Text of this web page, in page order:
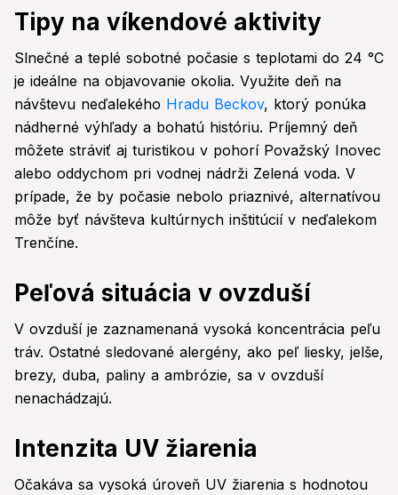
Tipy na víkendové aktivity
Slnečné a teplé sobotné počasie s teplotami do 24 °C
je ideálne na objavovanie okolia. Využite deň na
návštevu neďalekého Hradu Beckov, ktorý ponúka
nádherné výhľady a bohatú históriu. Príjemný deň
môžete stráviť aj turistikou v pohorí Považský Inovec
alebo oddychom pri vodnej nádrži Zelená voda. V
prípade, že by počasie nebolo priaznivé, alternatívou
môže byť návšteva kultúrnych inštitúcií v neďalekom
Trenčíne.
Peľová situácia v ovzduší
V ovzduší je zaznamenaná vysoká koncentrácia peľu
tráv. Ostatné sledované alergény, ako peľ liesky, jelše,
brezy, duba, paliny a ambrózie, sa v ovzduší
nenachádzajú.
Intenzita UV žiarenia
Očakáva sa vysoká úroveň UV žiarenia s hodnotou